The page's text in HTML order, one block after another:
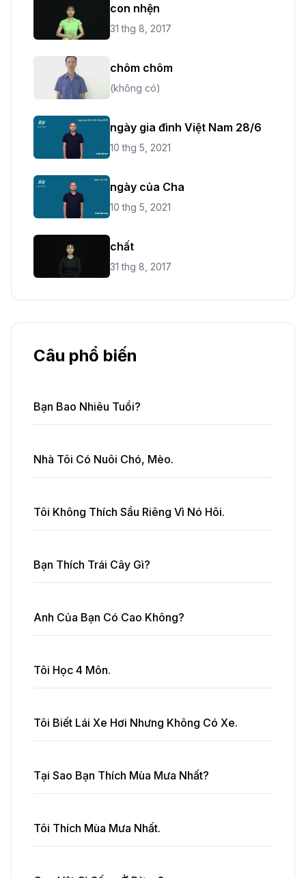
con nhện
31 thg 8, 2017
chôm chôm
(không có)
ngày gia đình Việt Nam 28/6
10 thg 5, 2021
ngày của Cha
10 thg 5, 2021
chất
31 thg 8, 2017
Câu phổ biến
Bạn Bao Nhiêu Tuổi?
Nhà Tôi Có Nuôi Chó, Mèo.
Tôi Không Thích Sầu Riêng Vì Nó Hôi.
Bạn Thích Trái Cây Gì?
Anh Của Bạn Có Cao Không?
Tôi Học 4 Môn.
Tôi Biết Lái Xe Hơi Nhưng Không Có Xe.
Tại Sao Bạn Thích Mùa Mưa Nhất?
Tôi Thích Mùa Mưa Nhất.